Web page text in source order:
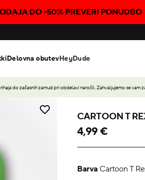
DO -50% PREVERI PONUDBO
Delovna obutevHeyDude
do začasnih zamud pri obdelavi naročil. Zahvaljujemo se vam
CARTOON T
4,99 €
Barva Cartoon T